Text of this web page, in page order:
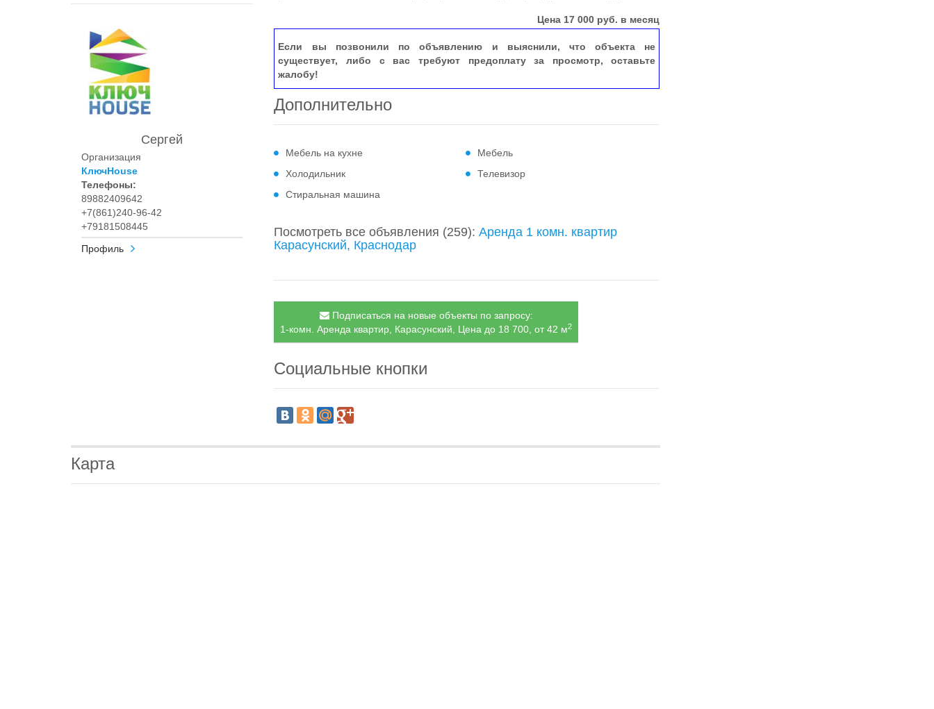
Сергей
Организация
КлючHouse
Телефоны:
89882409642
+7(861)240-96-42
+79181508445
Профиль
Цена 17 000 руб. в месяц
Если вы позвонили по объявлению и выяснили, что объекта не
существует, либо с вас требуют предоплату за просмотр, оставьте
жалобу!
Дополнительно
Мебель на кухне
Мебель
Холодильник
Телевизор
Стиральная машина
Посмотреть все объявления (259):Аренда 1 комн. квартир
Карасунский, Краснодар
Подписаться на новые объекты по запросу:
1-комн. Аренда квартир, Карасунский, Цена до 18 700, от 42 м2
Социальные кнопки
Карта